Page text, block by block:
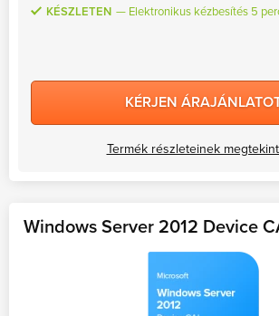
KÉSZLETEN Elektronikus kézbesítés 5
KÉRJEN
Termék részleteinek
Windows Server 2012 Device